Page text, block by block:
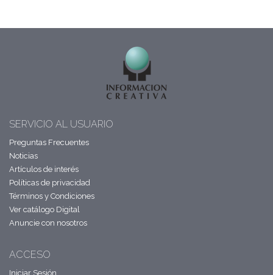
SERVICIO AL USUARIO
Preguntas Frecuentes
Noticias
Artículos de interés
Políticas de privacidad
Términos y Condiciones
Ver catálogo Digital
Anuncie con nosotros
ACCESO
Iniciar Sesión